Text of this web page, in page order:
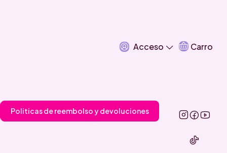
Acceso Carro
Politicas de reembolso y devoluciones